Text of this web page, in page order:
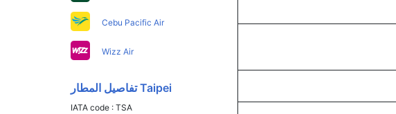
Cebu Pacific Air
Wizz Air
Taipei تفاصيل المطار
IATA code :TSA